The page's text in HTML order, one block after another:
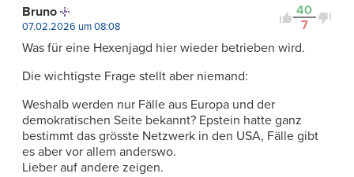
40
7
Bruno
07.02.2026 um 08:08
Was für eine Hexenjagd hier wieder betrieben wird.
Die wichtigste Frage stellt aber niemand:
Weshalb werden nur Fälle aus Europa und der
demokratischen Seite bekannt? Epstein hatte ganz
bestimmt das grösste Netzwerk in den USA, Fälle gibt
es aber vor allem anderswo.
Lieber auf andere zeigen.